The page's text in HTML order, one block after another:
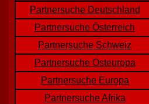
Partnersuche Deutschland
Partnersuche Österreich
Partnersuche Schweiz
Partnersuche Osteuropa
Partnersuche Europa
Partnersuche Afrika